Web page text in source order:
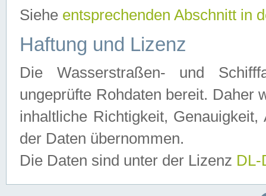
Siehe entsprechenden Abschnitt in
Haftung und Lizenz
Die Wasserstraßen- und
ungeprüfte Rohdaten bereit. Daher
inhaltliche Richtigkeit,
der Daten übernommen.
Die Daten sind unter der Lizenz